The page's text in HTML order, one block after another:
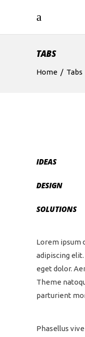
TABS
Home / Tabs
IDEAS
DESIGN
SOLUTIONS
Lorem ipsum
adipiscing
eget dolor.
Theme
parturient
Phasellus